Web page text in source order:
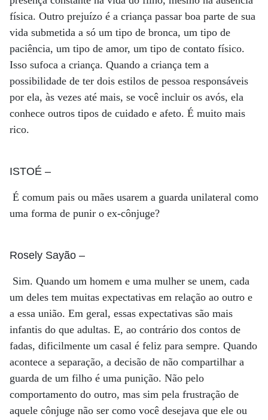
física. Outro prejuízo é a criança passar boa parte de sua
vida submetida a só um tipo de bronca, um tipo de
paciência, um tipo de amor, um tipo de contato físico.
Isso sufoca a criança. Quando a criança tem a
possibilidade de ter dois estilos de pessoa responsáveis
por ela, às vezes até mais, se você incluir os avós, ela
conhece outros tipos de cuidado e afeto. É muito mais
rico.
ISTOÉ –
É comum pais ou mães usarem a guarda unilateral como
uma forma de punir o ex-cônjuge?
Rosely Sayão –
Sim. Quando um homem e uma mulher se unem, cada
um deles tem muitas expectativas em relação ao outro e
a essa união. Em geral, essas expectativas são mais
infantis do que adultas. E, ao contrário dos contos de
fadas, dificilmente um casal é feliz para sempre. Quando
acontece a separação, a decisão de não compartilhar a
guarda de um filho é uma punição. Não pelo
comportamento do outro, mas sim pela frustração de
aquele cônjuge não ser como você desejava que ele ou